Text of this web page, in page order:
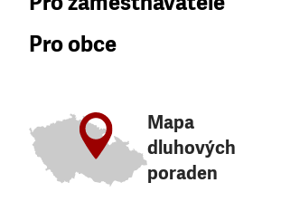
Pro obce
Mapa
dluhových
poraden